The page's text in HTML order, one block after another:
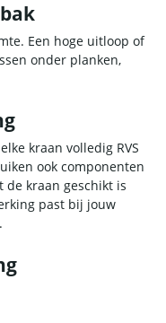
Een hoge uitloop of
onder planken,
kraan volledig RVS
ook componenten
de kraan geschikt is
past bij jouw